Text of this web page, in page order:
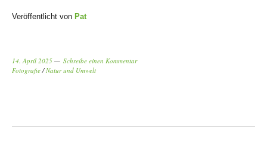
Veröffentlicht von Pat
14. April 2025
Schreibe einen Kommentar
Fotografie/Natur und Umwelt